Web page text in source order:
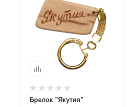
Брелок "Якутия"